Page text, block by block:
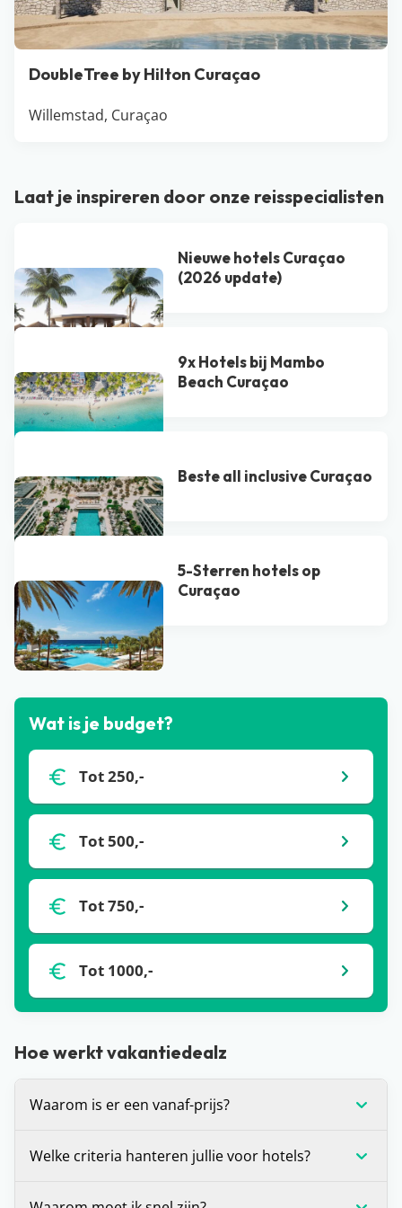
DoubleTree by Hilton Curaçao
Willemstad, Curaçao
Laat je inspireren door onze reisspecialisten
Nieuwe hotels Curaçao
(2026 update)
9x Hotels bij Mambo
Beach Curaçao
Beste all inclusive Curaçao
5-Sterren hotels op
Curaçao
Bekijk alle blogs
Wat is je budget?
Tot 250,-
Tot 500,-
Tot 750,-
Tot 1000,-
Hoe werkt vakantiedealz
Waarom is er een vanaf-prijs?
op dat moment de laagste prijs voor de vakantie
Welke criteria hanteren jullie voor hotels?